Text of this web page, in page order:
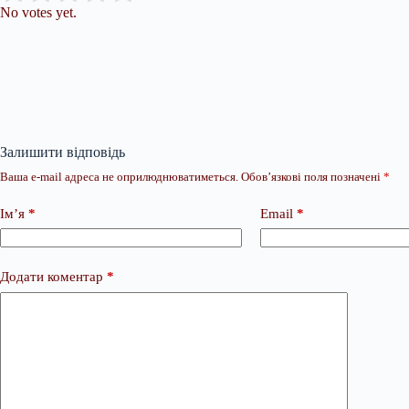
No votes yet.
Залишити відповідь
Ваша e-mail адреса не оприлюднюватиметься. Обов’язкові поля позначені *
Ім’я * Email *
Додати коментар *